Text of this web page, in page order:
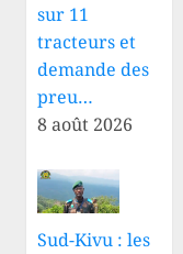
sur 11
tracteurs et
demande des
preu…
8 août 2026
Sud-Kivu : les